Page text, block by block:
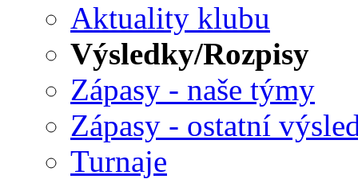
Aktuality klubu
Výsledky/Rozpisy
Zápasy - naše týmy
Zápasy - ostatní
Turnaje